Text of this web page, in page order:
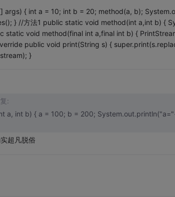
args) { int a = 10; int b = 20; method(a, b);
} //方法1 public static void method(int a,int b) {
static void method(final int a,final int b) {
public void print(String s) {
}
:
System.out.println("b="+b);
超凡脱俗